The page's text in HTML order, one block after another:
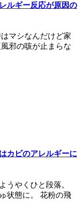
ルギー反応が原因の
マシなんだけど家
邪の咳が止まらな
カビのアレルギーに
うやくひと段落。
状態に。 花粉の飛